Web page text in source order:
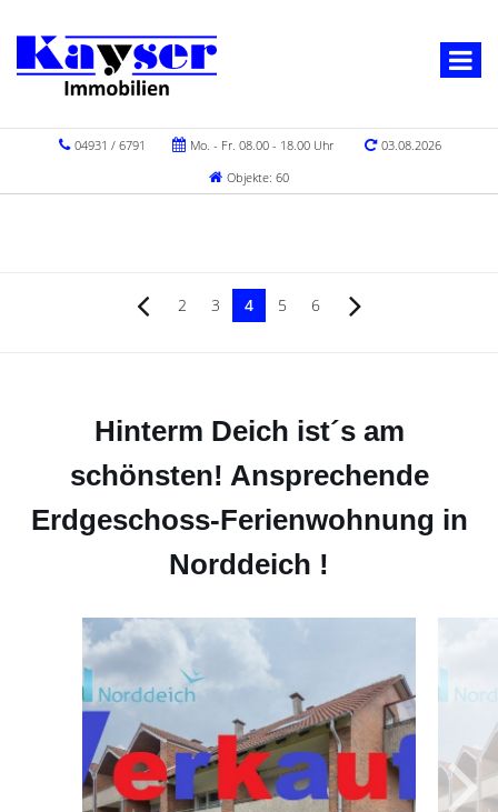
04931 / 6791 Mo. - Fr. 08.00 - 18.00 Uhr
03.08.2026
Objekte: 60
2 3 4 5 6
Hinterm Deich ist´s am
schönsten! Ansprechende
Erdgeschoss-Ferienwohnung in
Norddeich !